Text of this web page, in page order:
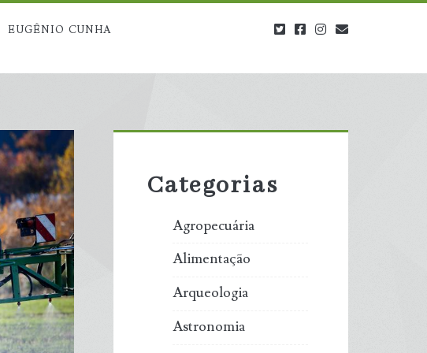
EUGÊNIO CUNHA twitterfacebookinstagram
Sidebar
Categorias
Agropecuária
Alimentação
Arqueologia
Astronomia